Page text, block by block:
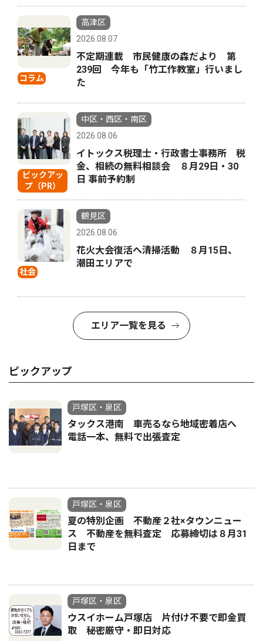
コラム
高津区
2026.08.07
不定期連載 市民健康の森だより 第
239回 今年も「竹工作教室」行いまし
た
ピックアッ
プ（PR）
中区・西区・南区
2026.08.06
イトックス税理士・行政書士事務所 税
金、相続の無料相談会 ８月29日・30
日 事前予約制
社会
鶴見区
2026.08.06
花火大会復活へ清掃活動 ８月15日、
潮田エリアで
エリア一覧を見る
ピックアップ
戸塚区・泉区
タックス港南 車売るなら地域密着店へ
電話一本、無料で出張査定
戸塚区・泉区
夏の特別企画 不動産２社×タウンニュー
ス 不動産を無料査定 応募締切は８月31
日まで
戸塚区・泉区
ウスイホーム戸塚店 片付け不要で即金買
取 秘密厳守・即日対応